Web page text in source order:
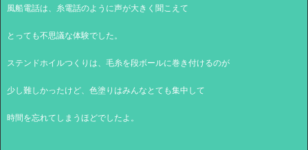
風船電話は、糸電話のように声が大きく聞こえて
とっても不思議な体験でした。
ステンドホイルつくりは、毛糸を段ボールに巻き付けるのが
少し難しかったけど、色塗りはみんなとても集中して
時間を忘れてしまうほどでしたよ。